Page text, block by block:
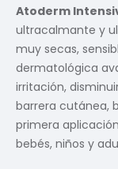
Atoderm
ultracalmante y
muy secas,
dermatológica
irritación,
barrera cutánea,
primera
bebés, niños y